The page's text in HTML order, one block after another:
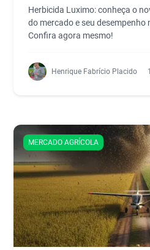
Herbicida Luximo: conheça o
do mercado e seu
Confira agora mesmo!
Henrique Fabrício Placido
MERCADO AGRÍCOLA